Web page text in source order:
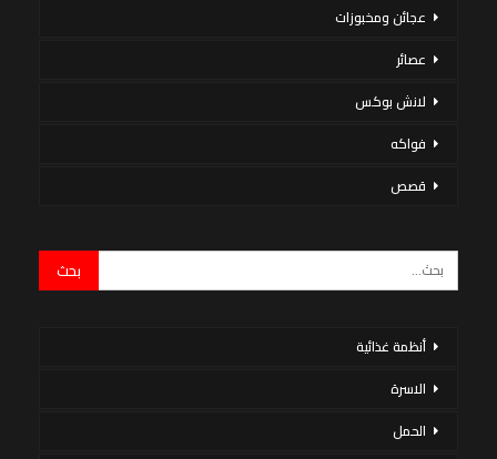
عجائن ومخبوزات
عصائر
لانش بوكس
فواكه
قصص
أنظمة غذائية
الاسرة
الحمل